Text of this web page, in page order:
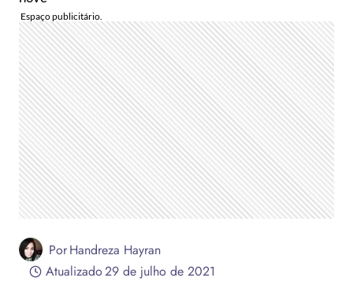
PorHandreza Hayran
Atualizado29 de julho de 2021